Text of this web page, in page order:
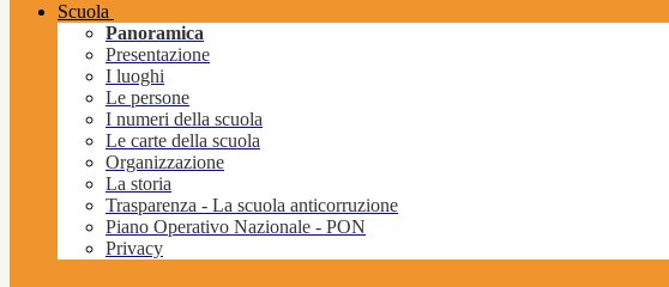
Scuola
Panoramica
Presentazione
I luoghi
Le persone
I numeri della scuola
Le carte della scuola
Organizzazione
La storia
Trasparenza - La scuola anticorruzione
Piano Operativo Nazionale - PON
Privacy